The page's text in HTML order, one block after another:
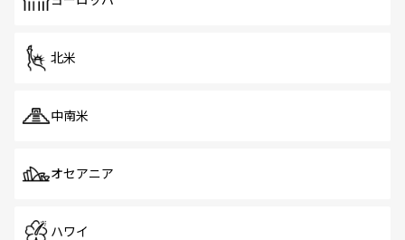
北米
中南米
オセアニア
ハワイ